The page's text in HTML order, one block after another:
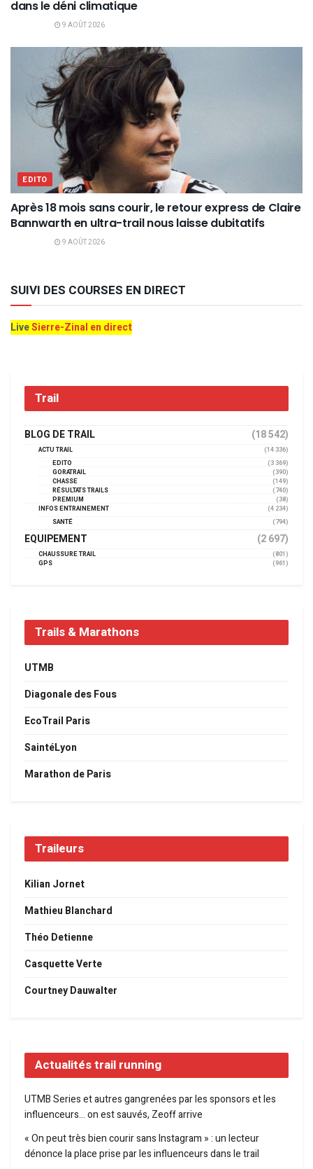
dans le déni climatique
9 AOÛT 2026
EDITO
Après 18 mois sans courir, le retour express de Claire
Bannwarth en ultra-trail nous laisse dubitatifs
9 AOÛT 2026
SUIVI DES COURSES EN DIRECT
LiveSierre-Zinal en direct
Trail
BLOG DE TRAIL (18 542)
ACTU TRAIL
(14 336)
EDITO
(3 369)
GORATRAIL
(390)
CHASSE
(149)
RÉSULTATS TRAILS
(740)
PREMIUM
(38)
INFOS ENTRAINEMENT
(4 234)
SANTÉ
(794)
EQUIPEMENT (2 697)
CHAUSSURE TRAIL
(801)
GPS
(961)
Trails & Marathons
UTMB
Diagonale des Fous
EcoTrail Paris
SaintéLyon
Marathon de Paris
Traileurs
Kilian Jornet
Mathieu Blanchard
Théo Detienne
Casquette Verte
Courtney Dauwalter
Actualités trail running
UTMB Series et autres gangrenées par les sponsors et les
influenceurs… on est sauvés, Zeoff arrive
« On peut très bien courir sans Instagram » : un lecteur
dénonce la place prise par les influenceurs dans le trail